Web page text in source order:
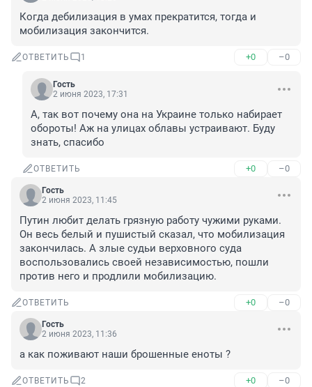
Когда дебилизация в умах прекратится, тогда и
мобилизация закончится.
ОТВЕТИТЬ 1 +0 –0
Гость
2 июня 2023, 17:31
А, так вот почему она на Украине только набирает
обороты! Аж на улицах облавы устраивают. Буду
знать, спасибо
ОТВЕТИТЬ +0 –0
Гость
2 июня 2023, 11:45
Путин любит делать грязную работу чужими руками.
Он весь белый и пушистый сказал, что мобилизация
закончилась. А злые судьи верховного суда
воспользовались своей независимостью, пошли
против него и продлили мобилизацию.
ОТВЕТИТЬ +0 –0
Гость
2 июня 2023, 11:36
а как поживают наши брошенные еноты ?
ОТВЕТИТЬ 2 +0 –0